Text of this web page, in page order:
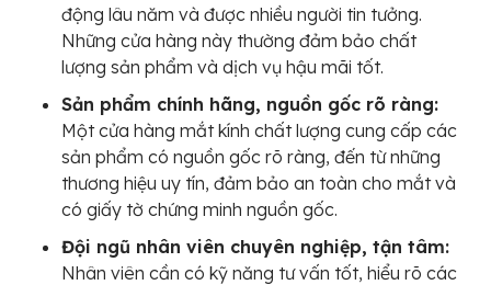
động lâu năm và được nhiều người tin tưởng.
Những cửa hàng này thường đảm bảo chất
lượng sản phẩm và dịch vụ hậu mãi tốt.
Sản phẩm chính hãng, nguồn gốc rõ ràng:
Một cửa hàng mắt kính chất lượng cung cấp các
sản phẩm có nguồn gốc rõ ràng, đến từ những
thương hiệu uy tín, đảm bảo an toàn cho mắt và
có giấy tờ chứng minh nguồn gốc.
Đội ngũ nhân viên chuyên nghiệp, tận tâm:
Nhân viên cần có kỹ năng tư vấn tốt, hiểu rõ các